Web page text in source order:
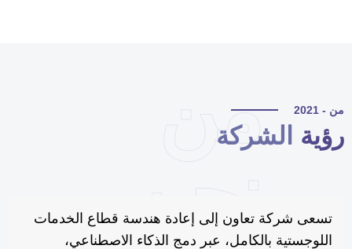
من
نحن
- 2021
الشركة
تسعى شركة تعاون إلى إعادة هندسة قطاع الخدمات
اللوجستية بالكامل، عبر دمج الذكاء الاصطناعي،